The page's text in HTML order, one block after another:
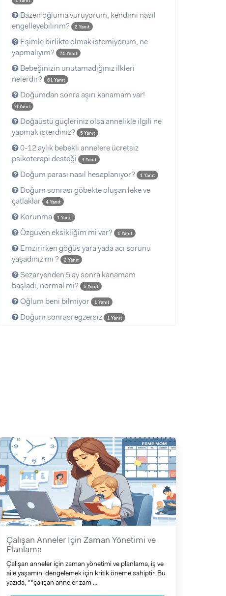
Bazen oğluma vuruyorum, kendimi nasıl
engelleyebilirim?
2 Yanıt
Eşimle birlikte olmak istemiyorum, ne
yapmalıyım?
21 Yanıt
Bebeğinizin unutamadığınız ilkleri
nelerdir?
61 Yanıt
Doğumdan sonra aşırı kanamam var!
6 Yanıt
Doğaüstü güçleriniz olsa annelikle ilgili ne
yapmak isterdiniz?
5 Yanıt
0-12 aylık bebekli annelere ücretsiz
psikoterapi desteği
4 Yanıt
Doğum parası nasıl hesaplanıyor? 1 Yanıt
Doğum sonrası göbekte oluşan leke ve
çatlaklar
4 Yanıt
Korunma 1 Yanıt
Özgüven eksikliğim mi var? 1 Yanıt
Emzirirken göğüs yara yada acı sorunu
yaşadınız mı ?
2 Yanıt
Sezaryenden 5 ay sonra kanamam
başladı, normal mi?
5 Yanıt
Oğlum beni bilmiyor 1 Yanıt
Doğum sonrası egzersiz 1 Yanıt
Çalışan Anneler İçin Zaman Yönetimi ve
Planlama
Çalışan anneler için zaman yönetimi ve planlama, iş ve
aile yaşamını dengelemek için kritik öneme sahiptir. Bu
yazıda, **çalışan anneler zam ...